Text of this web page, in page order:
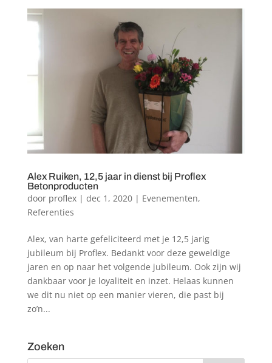
Alex Ruiken, 12,5 jaar in dienst bij Proflex
Betonproducten
door proflex| dec 1, 2020| Evenementen,
Referenties
Alex, van harte gefeliciteerd met je 12,5 jarig
jubileum bij Proflex. Bedankt voor deze geweldige
jaren en op naar het volgende jubileum. Ook zijn wij
dankbaar voor je loyaliteit en inzet. Helaas kunnen
we dit nu niet op een manier vieren, die past bij
zo’n...
Zoeken